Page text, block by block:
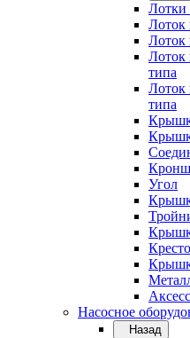
Лотки
Лоток
Лоток
Лоток
типа
Лоток
типа
Угол
Насосное
Назад